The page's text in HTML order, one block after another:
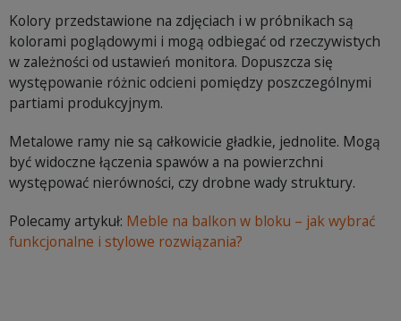
Kolory przedstawione na zdjęciach i w próbnikach są
kolorami poglądowymi i mogą odbiegać od rzeczywistych
w zależności od ustawień monitora. Dopuszcza się
występowanie różnic odcieni pomiędzy poszczególnymi
partiami produkcyjnym.
Metalowe ramy nie są całkowicie gładkie, jednolite. Mogą
być widoczne łączenia spawów a na powierzchni
występować nierówności, czy drobne wady struktury.
Polecamy artykuł: Meble na balkon w bloku – jak wybrać
funkcjonalne i stylowe rozwiązania?